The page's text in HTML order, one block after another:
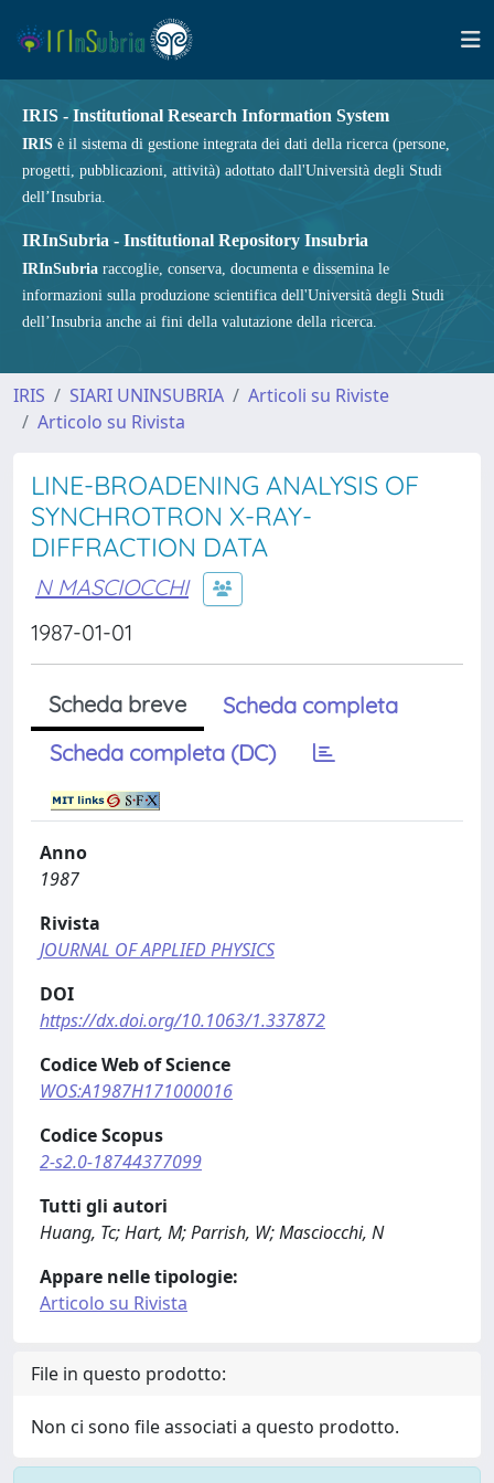
IRIS - Institutional Research Information System
IRIS è il sistema di gestione integrata dei dati della ricerca (persone,
progetti, pubblicazioni, attività) adottato dall'Università degli Studi
dell’Insubria.
IRInSubria - Institutional Repository Insubria
IRInSubria raccoglie, conserva, documenta e dissemina le
informazioni sulla produzione scientifica dell'Università degli Studi
dell’Insubria anche ai fini della valutazione della ricerca.
IRIS SIARI UNINSUBRIA
Articoli su Riviste
Articolo su Rivista
LINE-BROADENING ANALYSIS OF
SYNCHROTRON X-RAY-
DIFFRACTION DATA
N MASCIOCCHI
1987-01-01
Scheda breve
Scheda completa
Scheda completa (DC)
Anno
1987
Rivista
JOURNAL OF APPLIED PHYSICS
DOI
https://dx.doi.org/10.1063/1.337872
Codice Web of Science
WOS:A1987H171000016
Codice Scopus
2-s2.0-18744377099
Tutti gli autori
Huang, Tc; Hart, M; Parrish, W; Masciocchi, N
Appare nelle tipologie:
Articolo su Rivista
File in questo prodotto:
Non ci sono file associati a questo prodotto.